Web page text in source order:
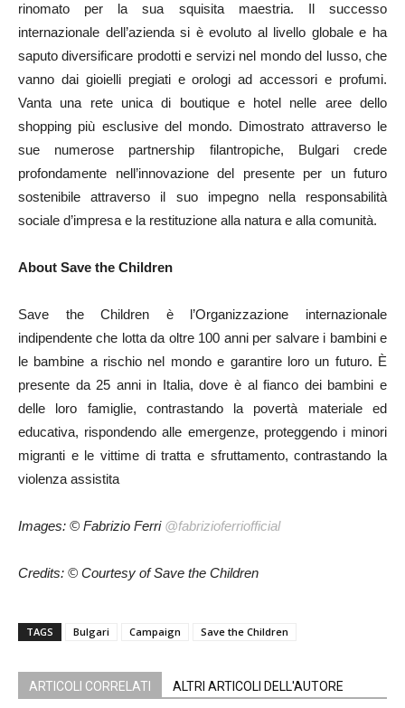
rinomato per la sua squisita maestria. Il successo
internazionale dell’azienda si è evoluto al livello globale e ha
saputo diversificare prodotti e servizi nel mondo del lusso, che
vanno dai gioielli pregiati e orologi ad accessori e profumi.
Vanta una rete unica di boutique e hotel nelle aree dello
shopping più esclusive del mondo. Dimostrato attraverso le
sue numerose partnership filantropiche, Bulgari crede
profondamente nell’innovazione del presente per un futuro
sostenibile attraverso il suo impegno nella responsabilità
sociale d’impresa e la restituzione alla natura e alla comunità.
About Save the Children
Save the Children è l’Organizzazione internazionale
indipendente che lotta da oltre 100 anni per salvare i bambini e
le bambine a rischio nel mondo e garantire loro un futuro. È
presente da 25 anni in Italia, dove è al fianco dei bambini e
delle loro famiglie, contrastando la povertà materiale ed
educativa, rispondendo alle emergenze, proteggendo i minori
migranti e le vittime di tratta e sfruttamento, contrastando la
violenza assistita
Images: © Fabrizio Ferri @fabrizioferriofficial
Credits: © Courtesy of Save the Children
TAGS Bulgari Campaign Save the Children
ARTICOLI CORRELATI ALTRI ARTICOLI DELL'AUTORE